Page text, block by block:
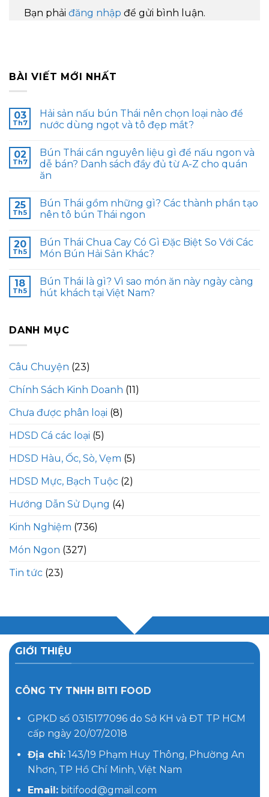
Bạn phải đăng nhập để gửi bình luận.
BÀI VIẾT MỚI NHẤT
03
Th7
Hải sản nấu bún Thái nên chọn loại nào để
nước dùng ngọt và tô đẹp mắt?
02
Th7
Bún Thái cần nguyên liệu gì để nấu ngon và
dễ bán? Danh sách đầy đủ từ A-Z cho quán
ăn
25
Th5
Bún Thái gồm những gì? Các thành phần tạo
nên tô bún Thái ngon
20
Th5
Bún Thái Chua Cay Có Gì Đặc Biệt So Với Các
Món Bún Hải Sản Khác?
18
Th5
Bún Thái là gì? Vì sao món ăn này ngày càng
hút khách tại Việt Nam?
DANH MỤC
Câu Chuyện (23)
Chính Sách Kinh Doanh (11)
Chưa được phân loại (8)
HDSD Cá các loại (5)
HDSD Hàu, Ốc, Sò, Vẹm (5)
HDSD Mực, Bạch Tuộc (2)
Hướng Dẫn Sử Dụng (4)
Kinh Nghiệm (736)
Món Ngon (327)
Tin tức (23)
GIỚI THIỆU
CÔNG TY TNHH BITI FOOD
GPKD số 0315177096 do Sở KH và ĐT TP HCM
cấp ngày 20/07/2018
Địa chỉ:143/19 Phạm Huy Thông, Phường An
Nhơn, TP Hồ Chí Minh, Việt Nam
Email:bitifood@gmail.com